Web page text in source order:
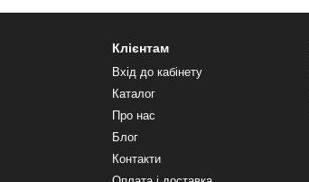
Клієнтам
Вхід до кабінету
Каталог
Про нас
Блог
Контакти